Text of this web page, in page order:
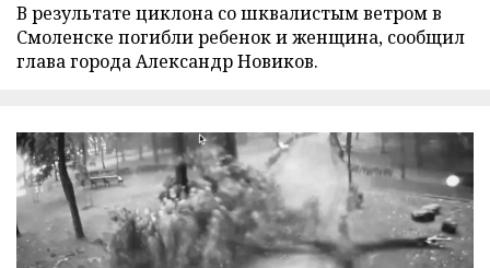
В результате циклона со шквалистым ветром в
Смоленске погибли ребенок и женщина, сообщил
глава города Александр Новиков.